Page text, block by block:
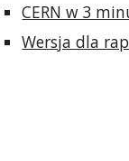
CERN w 3
Wersja dla